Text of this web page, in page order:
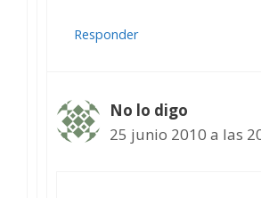
Responder
No lo digo
25 junio 2010 a las